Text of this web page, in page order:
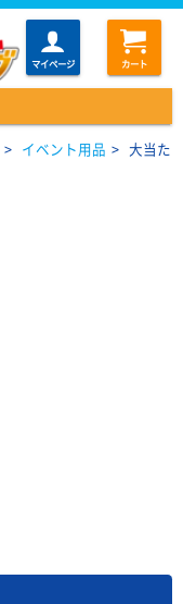
マイページ カート
> イベント用品 > 大当た